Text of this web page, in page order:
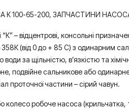
100-65-200, ЗАПЧАСТИНИ
– відцентрові, консольні
(від 0 до + 85 С) з одинарним
води за щільністю, в’язкістю та
подвійне сальникове або
проточної частини – сірий чавун.
колесо робоче насоса (крильчатка,